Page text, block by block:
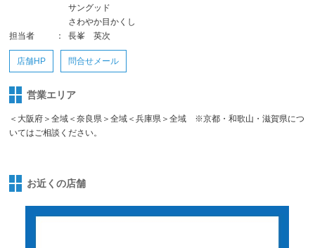
サングッド
さわやか目かくし
担当者
： 長峯 英次
店舗HP 問合せメール
営業エリア
＜大阪府＞全域＜奈良県＞全域＜兵庫県＞全域 ※京都・和歌山・滋賀県につ
いてはご相談ください。
お近くの店舗